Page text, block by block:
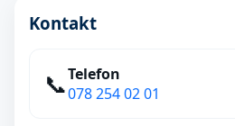
Kontakt
📞Telefon
078 254 02 01